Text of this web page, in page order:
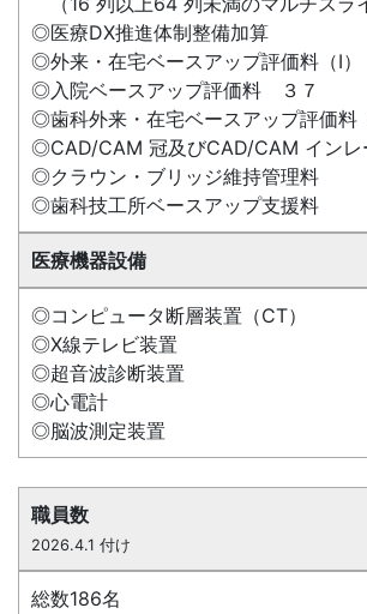
◎医療DX推進体制整備加算
◎外来・在宅ベースアップ評価料（Ⅰ）
◎入院ベースアップ評価料 ３７
◎歯科外来・在宅ベースアップ評価料（
◎CAD/CAM 冠及びCAD/CAM インレ
◎クラウン・ブリッジ維持管理料
◎歯科技工所ベースアップ支援料
医療機器設備
◎コンピュータ断層装置（CT）
◎X線テレビ装置
◎超音波診断装置
◎心電計
◎脳波測定装置
職員数
2026.4.1 付け
総数186名